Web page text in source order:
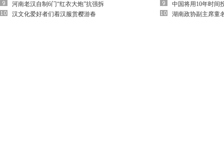
河南老汉自制6门“红衣大炮”抗强拆
汉文化爱好者们着汉服赏樱游春
中国将用10年时间
湖南政协副主席童